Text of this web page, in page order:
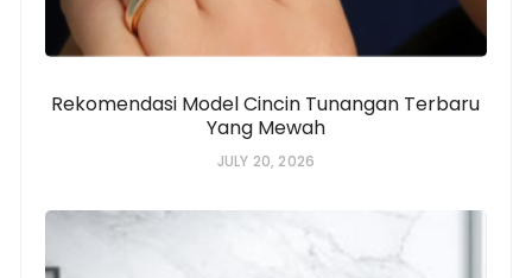
Rekomendasi Model Cincin Tunangan Terbaru
Yang Mewah
JULY 20, 2026